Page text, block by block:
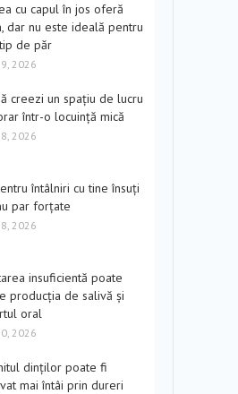
cu capul în jos oferă
dar nu este ideală pentru
de păr
2026
creezi un spațiu de lucru
într-o locuință mică
2026
întâlniri cu tine însuți
par forțate
2026
insuficientă poate
producția de salivă și
oral
2026
dinților poate fi
mai întâi prin dureri